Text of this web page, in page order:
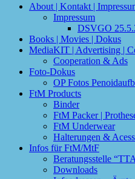
About | Kontakt |
Impressum
DSVGO
Books | Movies | Dokus
MediaKIT | Advertising |
Cooperation & Ads
Foto-Dokus
OP Fotos
FtM Products
Binder
FtM Packer |
FtM Underwear
Halterungen &
Infos für FtM/MtF
Beratungsstelle
Downloads